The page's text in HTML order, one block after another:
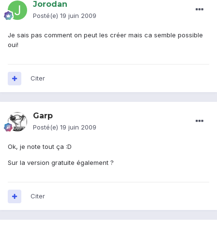
Jorodan
Posté(e) 19 juin 2009
Je sais pas comment on peut les créer mais ca semble possible
oui!
Citer
Garp
Posté(e) 19 juin 2009
Ok, je note tout ça :D
Sur la version gratuite également ?
Citer